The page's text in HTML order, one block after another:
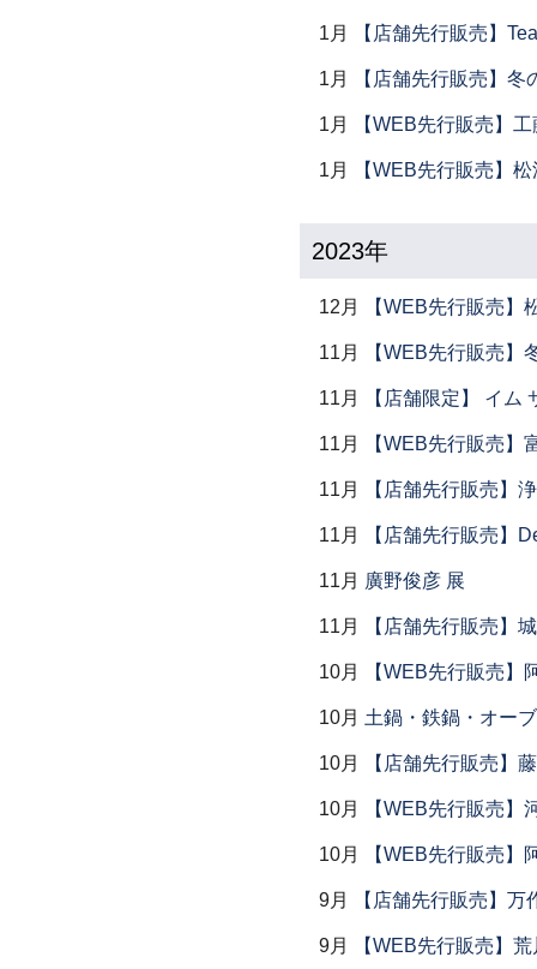
1月 【店舗先行販売】
1月 【店舗先行販売】冬
1月 【WEB先行販売】
1月 【WEB先行販売】
2023年
12月 【WEB先行販売】
11月 【WEB先行販売】
11月 【店舗限定】 イ
11月 【WEB先行販売】
11月 【店舗先行販売】
11月 【店舗先行販売】
11月 廣野俊彦 展
11月 【店舗先行販売】
10月 【WEB先行販売】
10月 土鍋・鉄鍋・オー
10月 【店舗先行販売】
10月 【WEB先行販売】
10月 【WEB先行販売】
9月 【店舗先行販売】万
9月 【WEB先行販売】